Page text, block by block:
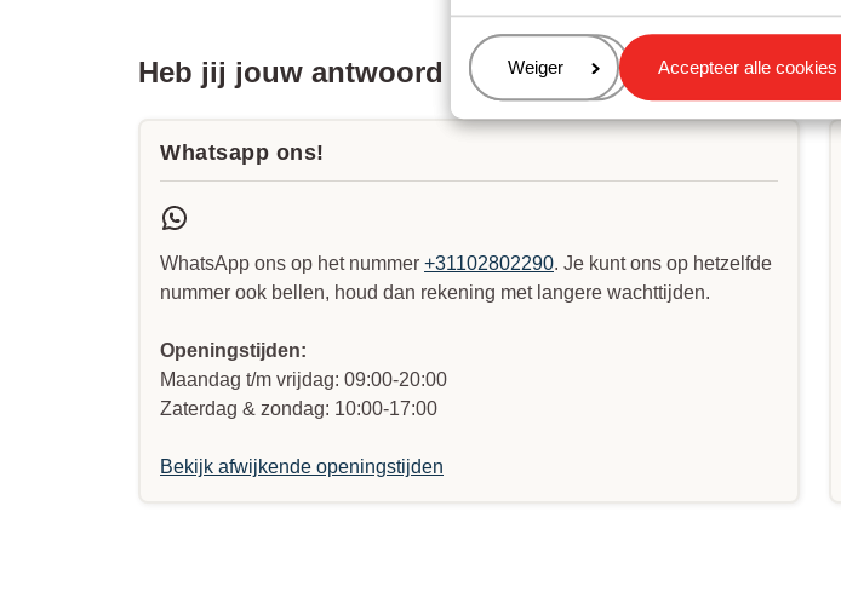
Beheren
Weiger Accepteer alle cookies
Heb jij jouw antwoord niet gevonden?
Whatsapp ons!
WhatsApp ons op het nummer +31102802290. Je kunt ons op hetzelfde
nummer ook bellen, houd dan rekening met langere wachttijden.
Openingstijden:
Maandag t/m vrijdag: 09:00-20:00
Zaterdag & zondag: 10:00-17:00
Bekijk afwijkende openingstijden